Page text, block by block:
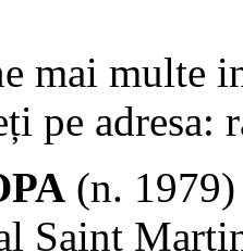
mai multe
pe
(n.
Saint